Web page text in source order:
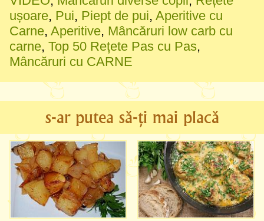
ușoare, Pui, Piept de pui, Aperitive cu
Carne, Aperitive, Mâncăruri low carb cu
carne, Top 50 Rețete Pas cu Pas,
Mâncăruri cu CARNE
s-ar putea să-ți mai placă